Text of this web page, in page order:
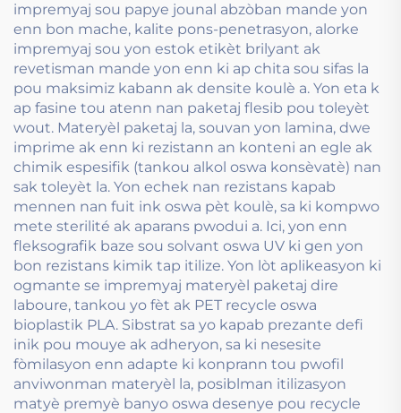
impremyaj sou papye jounal abzòban mande yon
enn bon mache, kalite pons-penetrasyon, alorke
impremyaj sou yon estok etikèt brilyant ak
revetisman mande yon enn ki ap chita sou sifas la
pou maksimiz kabann ak densite koulè a. Yon eta k
ap fasine tou atenn nan paketaj flesib pou toleyèt
wout. Materyèl paketaj la, souvan yon lamina, dwe
imprime ak enn ki rezistann an konteni an egle ak
chimik espesifik (tankou alkol oswa konsèvatè) nan
sak toleyèt la. Yon echek nan rezistans kapab
mennen nan fuit ink oswa pèt koulè, sa ki kompwo
mete sterilité ak aparans pwodui a. Ici, yon enn
fleksografik baze sou solvant oswa UV ki gen yon
bon rezistans kimik tap itilize. Yon lòt aplikeasyon ki
ogmante se impremyaj materyèl paketaj dire
laboure, tankou yo fèt ak PET recycle oswa
bioplastik PLA. Sibstrat sa yo kapab prezante defi
inik pou mouye ak adheryon, sa ki nesesite
fòmilasyon enn adapte ki konprann tou pwofil
anviwonman materyèl la, posiblman itilizasyon
matyè premyè banyo oswa desenye pou recycle